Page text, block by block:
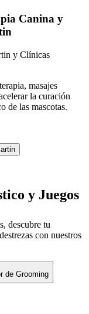
Canina y
y Clínicas
masajes
la curación
de las mascotas.
y Juegos
descubre tu
con nuestros
de Grooming